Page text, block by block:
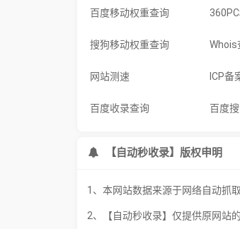
百度移动权重查询
搜狗移动权重查询 Whois
网站测速 ICP备
百度收录查询 百度
【自动秒收录】版权申明
1、本网站数据来源于网络自动抓
2、【自动秒收录】仅提供原网站